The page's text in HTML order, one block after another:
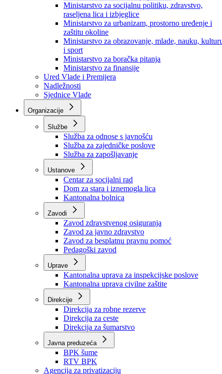
Ministarstvo za privredu
Ministarstvo za pravosuđe, upravu i radne odnose
Ministarstvo za unutrašnje poslove
Ministarstvo za socijalnu politiku, zdravstvo,
raseljena lica i izbjeglice
Ministarstvo za urbanizam, prostorno uređenje i
zaštitu okoline
Ministarstvo za obrazovanje, mlade, nauku,
i sport
Ministarstvo za boračka pitanja
Ministarstvo za finansije
Ured Vlade i Premijera
Nadležnosti
Sjednice Vlade
Organizacije
Službe
Služba za odnose s javnošću
Služba za zajedničke poslove
Služba za zapošljavanje
Ustanove
Centar za socijalni rad
Dom za stara i iznemogla lica
Kantonalna bolnica
Zavodi
Zavod zdravstvenog osiguranja
Zavod za javno zdravstvo
Zavod za besplatnu pravnu pomoć
Pedagoški zavod
Kantonalna uprava za inspekcijske poslove
Kantonalna uprava civilne zaštite
Direkcije
Direkcija za robne rezerve
Direkcija za ceste
Direkcija za šumarstvo
Javna preduzeća